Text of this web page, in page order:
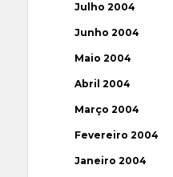
Julho 2004
Junho 2004
Maio 2004
Abril 2004
Março 2004
Fevereiro 2004
Janeiro 2004